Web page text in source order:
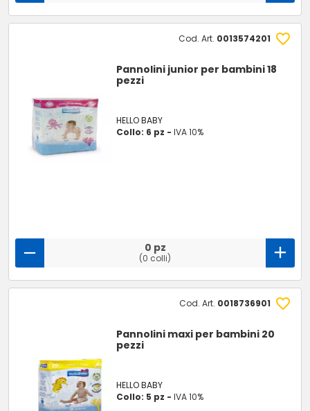
Cod. Art. 0013574201
Pannolini junior per bambini 18
pezzi
HELLO BABY
Collo: 6 pz -IVA 10%
0 pz
(0 colli)
Cod. Art. 0018736901
Pannolini maxi per bambini 20
pezzi
HELLO BABY
Collo: 5 pz -IVA 10%